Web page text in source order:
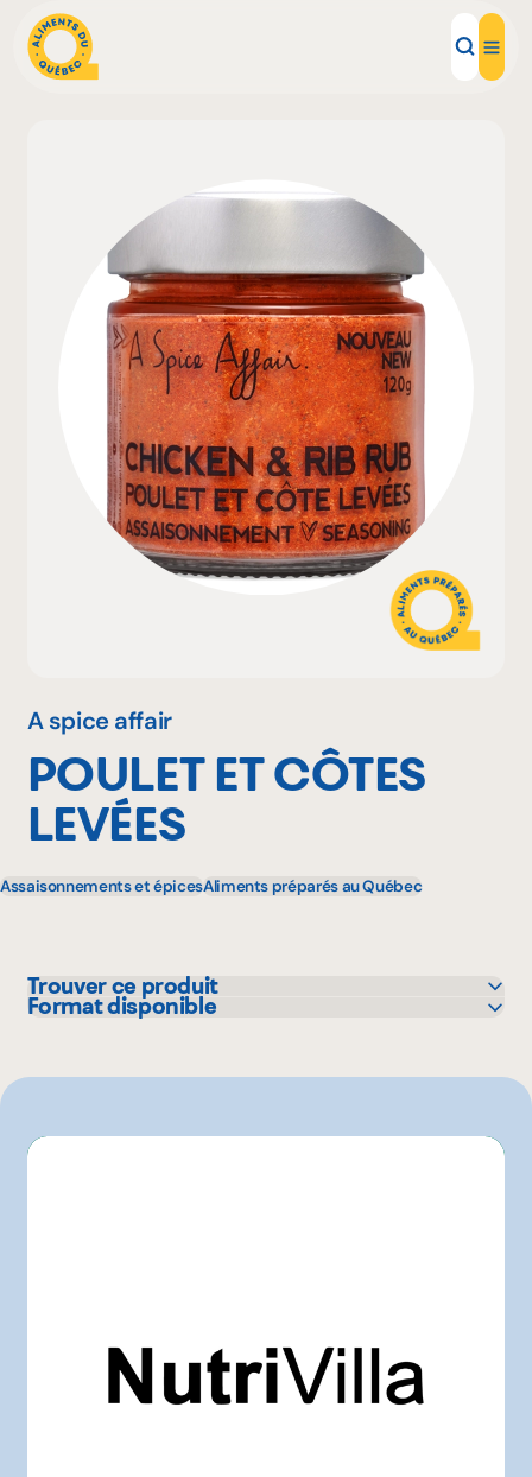
Aliments d'ici
Recettes
Inspirations d'ici
Restaurants
Institutions
À propos
A spice affair
POULET ET CÔTES
LEVÉES
Assaisonnements et épicesAliments préparés au Québec
Trouver ce produit
Costco
L'intermarché
Provigo
Format disponible